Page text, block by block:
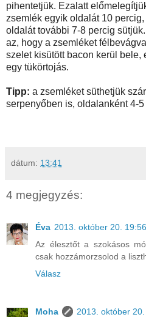
pihentetjük. Ezalatt
zsemlék egyik oldalát 10
oldalát további 7-8 percig
az, hogy a zsemléket
szelet kisütött bacon kerül bele,
egy tükörtojás.
Tipp: a zsemléket süthetjük
serpenyőben is, oldalanként 4-5
dátum: 13:41
4 megjegyzés:
Éva 2013. október 20. 19:56
Az élesztőt a szokásos
csak hozzámorzsolod a
Válasz
Moha
2013. október